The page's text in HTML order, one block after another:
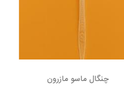
ماسو مازرون